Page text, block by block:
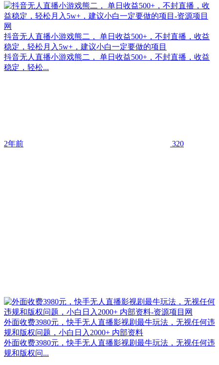
抖音无人直播小游戏熊二， 单日收益500+，不封直播，收益
稳定，轻松月入5w+，建议小白一定要做的项目
抖音无人直播小游戏熊二， 单日收益500+，不封直播，收益
稳定，轻松...
2年前 320
外面收费3980元，快手无人直播影视剧最牛玩法，无视任何违
规和版权问题，小白日入2000+ 内部资料
外面收费3980元，快手无人直播影视剧最牛玩法，无视任何违
规和版权问...